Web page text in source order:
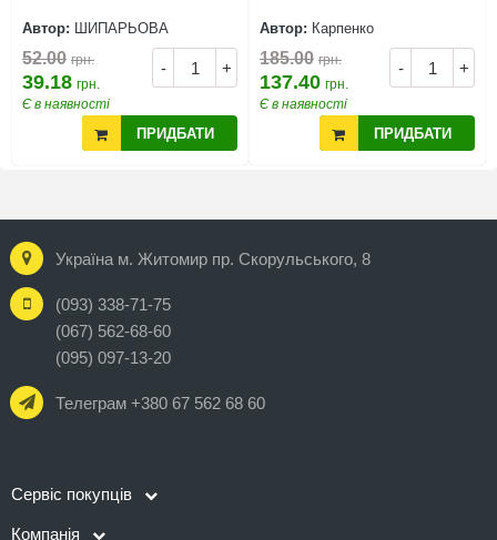
Автор: ШИПАРЬОВА
- +
52.00 грн.
39.18 грн.
Є в наявності
ПРИДБАТИ
Автор: Карпенко
- +
185.00 грн.
137.40 грн.
Є в наявності
ПРИДБАТИ
Україна м. Житомир пр. Скорульського, 8
(093) 338-71-75
(067) 562-68-60
(095) 097-13-20
Телеграм +380 67 562 68 60
Сервіс покупців
Компанія